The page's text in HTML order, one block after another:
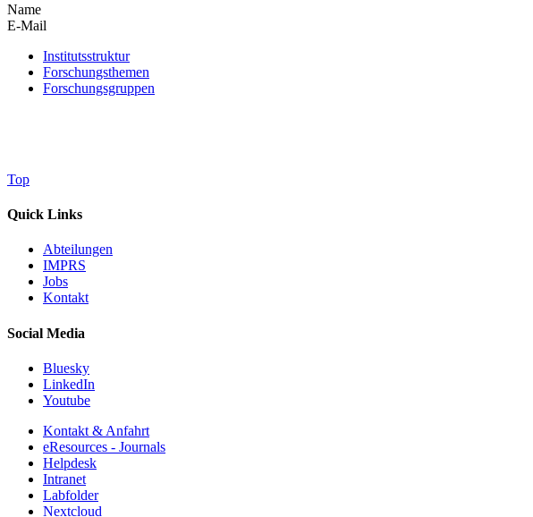
Name
E-Mail
Institutsstruktur
Forschungsthemen
Forschungsgruppen
Top
Quick Links
Abteilungen
IMPRS
Jobs
Kontakt
Social Media
Bluesky
LinkedIn
Youtube
Kontakt & Anfahrt
eResources - Journals
Helpdesk
Intranet
Labfolder
Nextcloud